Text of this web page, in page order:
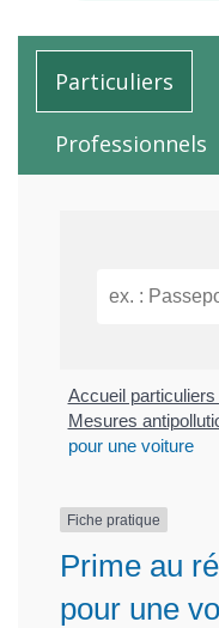
Particuliers
Professionnels
Accueil particuliers
Mesures
pour une voiture
Fiche pratique
Prime au
pour une